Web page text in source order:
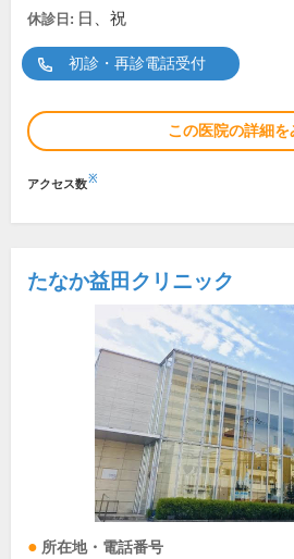
休診日: 日、祝
初診・再診電話受付
この医院の詳細を
アクセス数※
たなか益田クリニック
所在地・電話番号